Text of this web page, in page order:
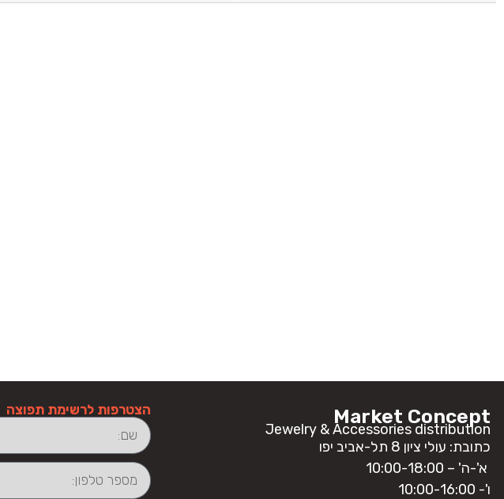
Market Concept
Jewelry & Accessories distribution
כתובת: עולי ציון 8 תל-אביב יפו
א'-ה' – 10:00-18:00
ו'- 10:00-16:00
הצטרפות לרשימת תפוצה